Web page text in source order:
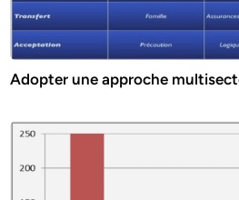
Adopter une approche